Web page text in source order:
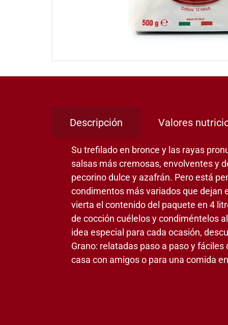
Descripción Valores
Su trefilado en bronce y las rayas
salsas más cremosas, envolventes y
pecorino dulce y azafrán. Pero está
condimentos más variados que dejan
vierta el contenido del paquete en 4
de cocción cuélelos y condiméntelos
idea especial para cada ocasión,
Grano: relatadas paso a paso y
casa con amigos o para una comida